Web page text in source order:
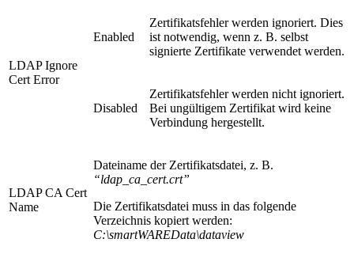
LDAP Ignore
Cert Error
Enabled
Zertifikatsfehler werden ignoriert. Dies
ist notwendig, wenn z. B. selbst
signierte Zertifikate verwendet werden.
Disabled
Zertifikatsfehler werden nicht ignoriert.
Bei ungültigem Zertifikat wird keine
Verbindung hergestellt.
LDAP CA Cert
Name
Dateiname der Zertifikatsdatei, z. B.
“ldap_ca_cert.crt”
Die Zertifikatsdatei muss in das folgende
Verzeichnis kopiert werden:
C:\smartWAREData\dataview